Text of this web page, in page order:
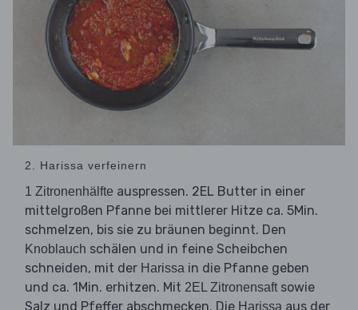
2. Harissa verfeinern
1 Zitronenhälfte auspressen. 2EL Butter in einer
mittelgroßen Pfanne bei mittlerer Hitze ca. 5Min.
schmelzen, bis sie zu bräunen beginnt. Den
Knoblauch schälen und in feine Scheibchen
schneiden, mit der Harissa in die Pfanne geben
und ca. 1Min. erhitzen. Mit 2EL Zitronensaftsowie
Salz und Pfeffer abschmecken. Die Harissa aus der